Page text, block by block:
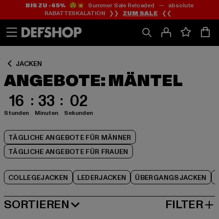
Zum
Inhalt
springen
Zum
Fußzeile
springen
BIS ZU -65%😲💥 Summer Sale Reloaded — absolute
RABATTESKALATION ❯❯ ZUM SALE ❮❮
JACKEN
ANGEBOTE: MÄNTEL
16
Stunden
33
Minuten
01
Sekunden
TÄGLICHE ANGEBOTE FÜR MÄNNER
TÄGLICHE ANGEBOTE FÜR FRAUEN
COLLEGEJACKEN LEDERJACKEN ÜBERGANGSJACKEN
Zum
Produktraster
springen
SORTIEREN
BELIEBTESTE FILTER